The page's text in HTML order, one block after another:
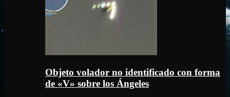
Objeto volador no identificado con forma
de «V» sobre los Ángeles